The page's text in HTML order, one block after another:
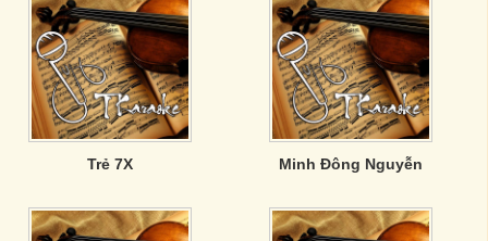
Trẻ 7X Minh Đông Nguyễn